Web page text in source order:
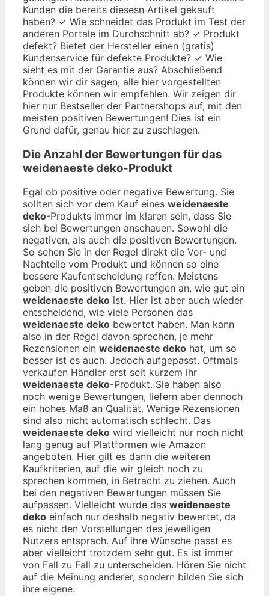
Kunden die bereits diesesn Artikel gekauft
haben? ✓ Wie schneidet das Produkt im Test der
anderen Portale im Durchschnitt ab? ✓ Produkt
defekt? Bietet der Hersteller einen (gratis)
Kundenservice für defekte Produkte? ✓ Wie
sieht es mit der Garantie aus? Abschließend
können wir dir sagen, alle hier vorgestellten
Produkte können wir empfehlen. Wir zeigen dir
hier nur Bestseller der Partnershops auf, mit den
meisten positiven Bewertungen! Dies ist ein
Grund dafür, genau hier zu zuschlagen.
Die Anzahl der Bewertungen für das
weidenaeste deko-Produkt
Egal ob positive oder negative Bewertung. Sie
sollten sich vor dem Kauf eines weidenaeste
deko-Produkts immer im klaren sein, dass Sie
sich bei Bewertungen anschauen. Sowohl die
negativen, als auch die positiven Bewertungen.
So sehen Sie in der Regel direkt die Vor- und
Nachteile vom Produkt und können so eine
bessere Kaufentscheidung reffen. Meistens
geben die positiven Bewertungen an, wie gut ein
weidenaeste deko ist. Hier ist aber auch wieder
entscheidend, wie viele Personen das
weidenaeste deko bewertet haben. Man kann
also in der Regel davon sprechen, je mehr
Rezensionen ein weidenaeste deko hat, um so
besser ist es auch. Jedoch aufgepasst. Oftmals
verkaufen Händler erst seit kurzem ihr
weidenaeste deko-Produkt. Sie haben also
noch wenige Bewertungen, liefern aber dennoch
ein hohes Maß an Qualität. Wenige Rezensionen
sind also nicht automatisch schlecht. Das
weidenaeste deko wird vielleicht nur noch nicht
lang genug auf Plattformen wie Amazon
angeboten. Hier gilt es dann die weiteren
Kaufkriterien, auf die wir gleich noch zu
sprechen kommen, in Betracht zu ziehen. Auch
bei den negativen Bewertungen müssen Sie
aufpassen. Vielleicht wurde das weidenaeste
deko einfach nur deshalb negativ bewertet, da
es nicht den Vorstellungen des jeweiligen
Nutzers entsprach. Auf ihre Wünsche passt es
aber vielleicht trotzdem sehr gut. Es ist immer
von Fall zu Fall zu unterscheiden. Hören Sie nicht
auf die Meinung anderer, sondern bilden Sie sich
ihre eigene.